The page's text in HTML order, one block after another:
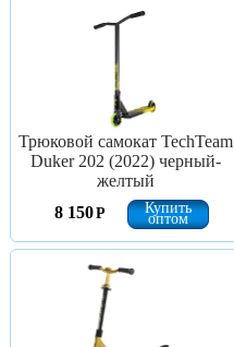
Трюковой самокат TechTeam
Duker 202 (2022) черный-
желтый
8 150Р Купить
оптом